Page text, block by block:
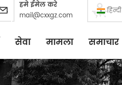
हिन्दी
हमे ईमेल करे
mail@cxxgz.com
सेवा मामला समाचार